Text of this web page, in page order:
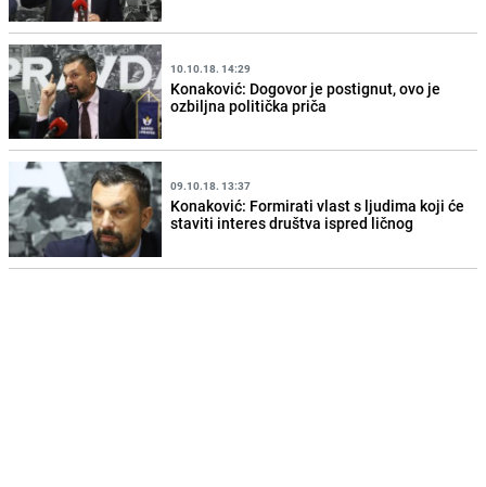
10.10.18. 14:29
Konaković: Dogovor je postignut, ovo je
ozbiljna politička priča
09.10.18. 13:37
Konaković: Formirati vlast s ljudima koji će
staviti interes društva ispred ličnog